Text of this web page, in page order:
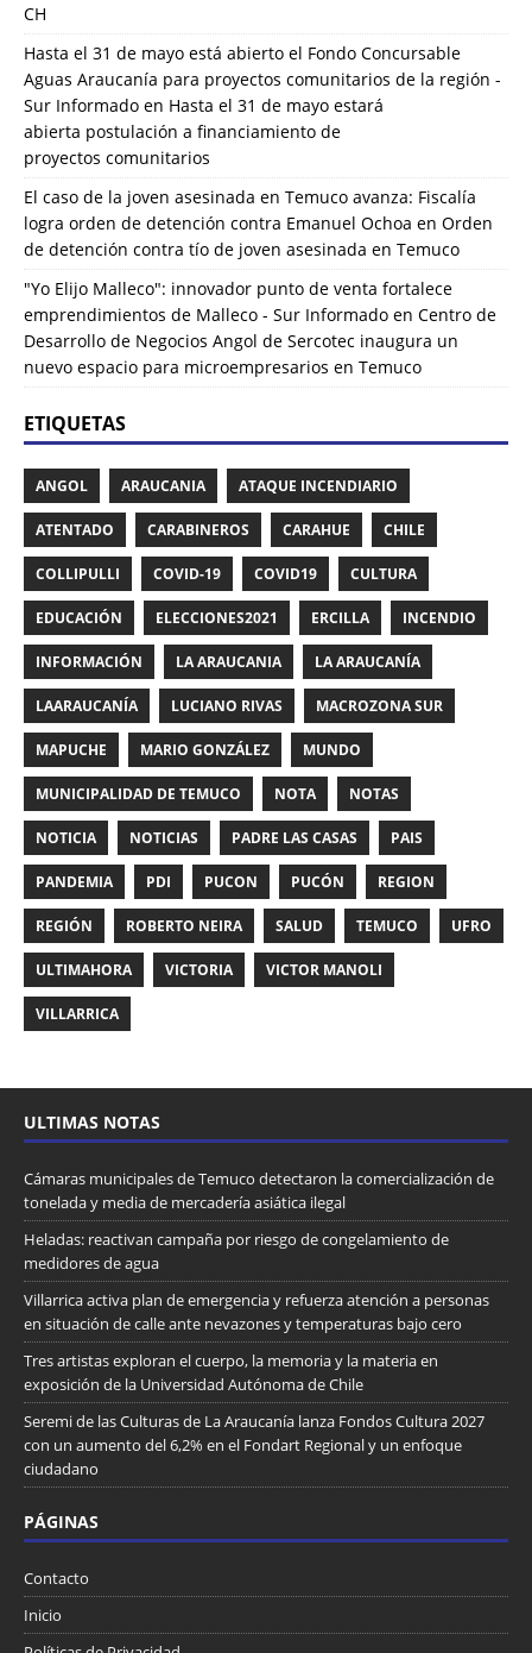
CH
Hasta el 31 de mayo está abierto el Fondo Concursable
Aguas Araucanía para proyectos comunitarios de la región -
Sur Informado en Hasta el 31 de mayo estará
abierta postulación a financiamiento de
proyectos comunitarios
El caso de la joven asesinada en Temuco avanza: Fiscalía
logra orden de detención contra Emanuel Ochoa en Orden
de detención contra tío de joven asesinada en Temuco
"Yo Elijo Malleco": innovador punto de venta fortalece
emprendimientos de Malleco - Sur Informado en Centro de
Desarrollo de Negocios Angol de Sercotec inaugura un
nuevo espacio para microempresarios en Temuco
ETIQUETAS
ANGOL ARAUCANIA ATAQUE INCENDIARIO
ATENTADO CARABINEROS CARAHUE CHILE
COLLIPULLI COVID-19 COVID19 CULTURA
EDUCACIÓN ELECCIONES2021 ERCILLA INCENDIO
INFORMACIÓN LA ARAUCANIA LA ARAUCANÍA
LAARAUCANÍA LUCIANO RIVAS MACROZONA SUR
MAPUCHE MARIO GONZÁLEZ MUNDO
MUNICIPALIDAD DE TEMUCO NOTA NOTAS
NOTICIA NOTICIAS PADRE LAS CASAS PAIS
PANDEMIA PDI PUCON PUCÓN REGION
REGIÓN ROBERTO NEIRA SALUD TEMUCO UFRO
ULTIMAHORA VICTORIA VICTOR MANOLI
VILLARRICA
ULTIMAS NOTAS
Cámaras municipales de Temuco detectaron la comercialización de
tonelada y media de mercadería asiática ilegal
Heladas: reactivan campaña por riesgo de congelamiento de
medidores de agua
Villarrica activa plan de emergencia y refuerza atención a personas
en situación de calle ante nevazones y temperaturas bajo cero
Tres artistas exploran el cuerpo, la memoria y la materia en
exposición de la Universidad Autónoma de Chile
Seremi de las Culturas de La Araucanía lanza Fondos Cultura 2027
con un aumento del 6,2% en el Fondart Regional y un enfoque
ciudadano
PÁGINAS
Contacto
Inicio